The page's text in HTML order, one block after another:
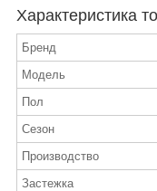
Характеристика
Бренд
Модель
Пол
Сезон
Производство
Застежка